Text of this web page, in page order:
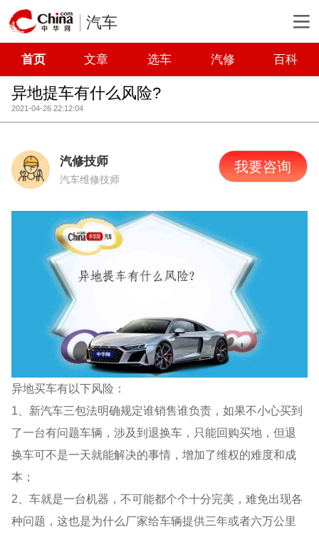
汽车
首页 文章 选车 汽修 百科
异地提车有什么风险?
2021-04-26 22:12:04
汽修技师
汽车维修技师
我要咨询
异地买车有以下风险：
1、新汽车三包法明确规定谁销售谁负责，如果不小心买到
了一台有问题车辆，涉及到退换车，只能回购买地，但退
换车可不是一天就能解决的事情，增加了维权的难度和成
本；
2、车就是一台机器，不可能都个个十分完美，难免出现各
种问题，这也是为什么厂家给车辆提供三年或者六万公里